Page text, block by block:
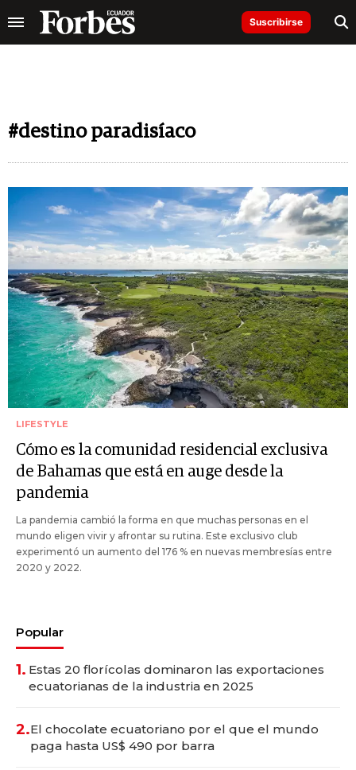
Suscribirse
#destino paradisíaco
LIFESTYLE
Cómo es la comunidad residencial exclusiva
de Bahamas que está en auge desde la
pandemia
La pandemia cambió la forma en que muchas personas en el
mundo eligen vivir y afrontar su rutina. Este exclusivo club
experimentó un aumento del 176 % en nuevas membresías entre
2020 y 2022.
Popular
1. Estas 20 florícolas dominaron las exportaciones
ecuatorianas de la industria en 2025
2.El chocolate ecuatoriano por el que el mundo
paga hasta US$ 490 por barra